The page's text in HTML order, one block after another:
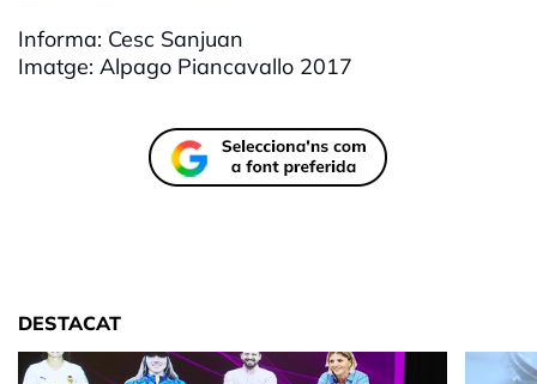
Informa: Cesc Sanjuan
Imatge: Alpago Piancavallo 2017
DESTACAT